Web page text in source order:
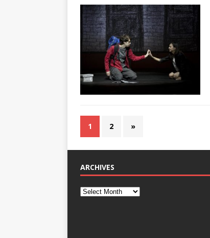
1 2 »
ARCHIVES